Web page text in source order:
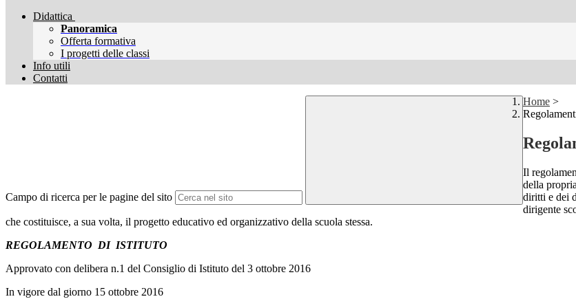
Didattica
Panoramica
Offerta formativa
I progetti delle classi
Info utili
Contatti
Campo di ricerca per le pagine del sito
Home >
Il
della
diritti e dei
dirigente
che costituisce, a sua volta, il progetto educativo ed organizzativo della scuola stessa.
REGOLAMENTO DI ISTITUTO
Approvato con delibera n.1 del Consiglio di Istituto del 3 ottobre 2016
In vigore dal giorno 15 ottobre 2016